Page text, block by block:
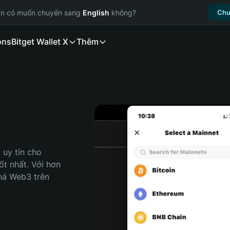
có muốn chuyển sang English không?
Bitget Wallet X Thêm
uy tín cho
nhất. Với hơn
Web3 trên